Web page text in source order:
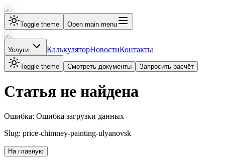
Toggle theme Open main menu
Услуги КалькуляторНовостиКонтакты
Toggle theme Смотреть документы Запросить расчёт
Статья не найдена
Ошибка: Ошибка загрузки данных
Slug: price-chimney-painting-ulyanovsk
На главную